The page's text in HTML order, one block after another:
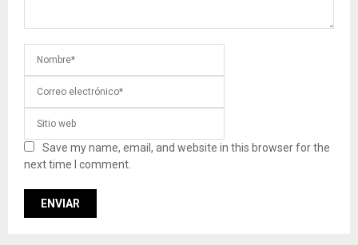
Save my name, email, and website in this browser for the
next time I comment.